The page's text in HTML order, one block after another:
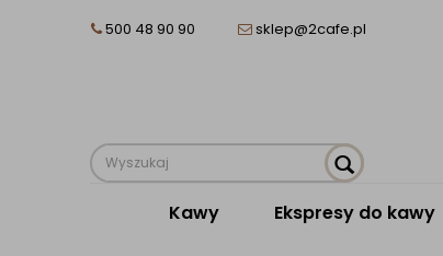
500 48 90 90 sklep@2cafe.pl
Kawy Ekspresy do kawy